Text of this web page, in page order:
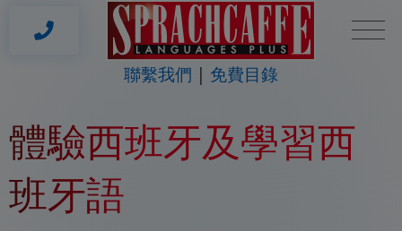
聯繫我們 免費目錄
體驗西班牙及學習西
班牙語